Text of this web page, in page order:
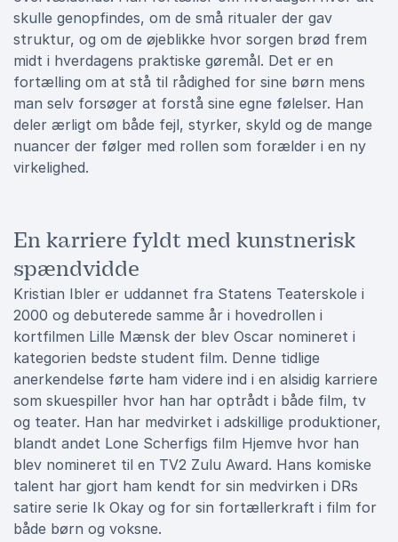
skulle genopfindes, om de små ritualer der gav
struktur, og om de øjeblikke hvor sorgen brød frem
midt i hverdagens praktiske gøremål. Det er en
fortælling om at stå til rådighed for sine børn mens
man selv forsøger at forstå sine egne følelser. Han
deler ærligt om både fejl, styrker, skyld og de mange
nuancer der følger med rollen som forælder i en ny
virkelighed.
En karriere fyldt med kunstnerisk
spændvidde
Kristian Ibler er uddannet fra Statens Teaterskole i
2000 og debuterede samme år i hovedrollen i
kortfilmen Lille Mænsk der blev Oscar nomineret i
kategorien bedste student film. Denne tidlige
anerkendelse førte ham videre ind i en alsidig karriere
som skuespiller hvor han har optrådt i både film, tv
og teater. Han har medvirket i adskillige produktioner,
blandt andet Lone Scherfigs film Hjemve hvor han
blev nomineret til en TV2 Zulu Award. Hans komiske
talent har gjort ham kendt for sin medvirken i DRs
satire serie Ik Okay og for sin fortællerkraft i film for
både børn og voksne.